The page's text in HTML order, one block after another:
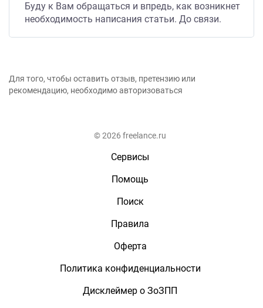
Буду к Вам обращаться и впредь, как возникнет
необходимость написания статьи. До связи.
Для того, чтобы оставить отзыв, претензию или
рекомендацию, необходимо авторизоваться
© 2026 freelance.ru
Сервисы
Помощь
Поиск
Правила
Оферта
Политика конфиденциальности
Дисклеймер о ЗоЗПП